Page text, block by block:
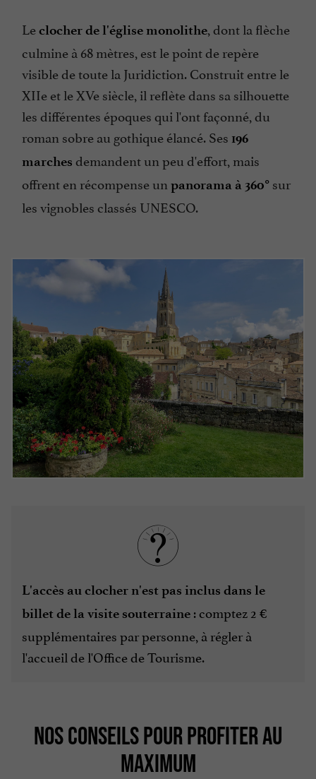
Leclocher de l'église monolithe , dont la flèche
culmine à 68 mètres, est le point de repère
visible de toute la Juridiction. Construit entre le
XIIe et le XVe siècle, il reflète dans sa silhouette
les différentes époques qui l'ont façonné, du
roman sobre au gothique élancé. Ses 196
marches demandent un peu d'effort, mais
offrent en récompense un panorama à 360° sur
les vignobles classés UNESCO.
L'accès au clocher n'est pas inclus dans le
billet de la visite souterraine : comptez 2 €
supplémentaires par personne, à régler à
l'accueil de l'Office de Tourisme.
NOS CONSEILS POUR PROFITER AU
MAXIMUM